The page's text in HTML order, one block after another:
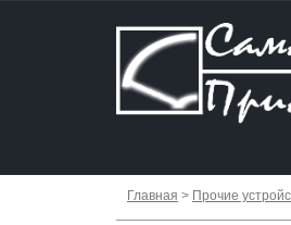
Главная > Прочие